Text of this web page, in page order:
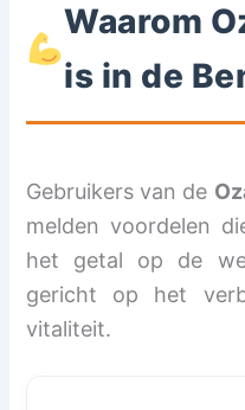
Waarom
is in de
Gebruikers van de
melden voordelen
het getal op de
gericht op het
vitaliteit.